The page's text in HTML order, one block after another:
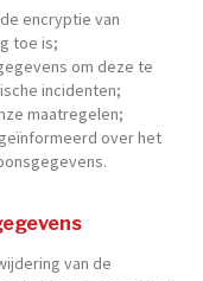
encryptie van
toe is;
om deze te
incidenten;
maatregelen;
over het
van de